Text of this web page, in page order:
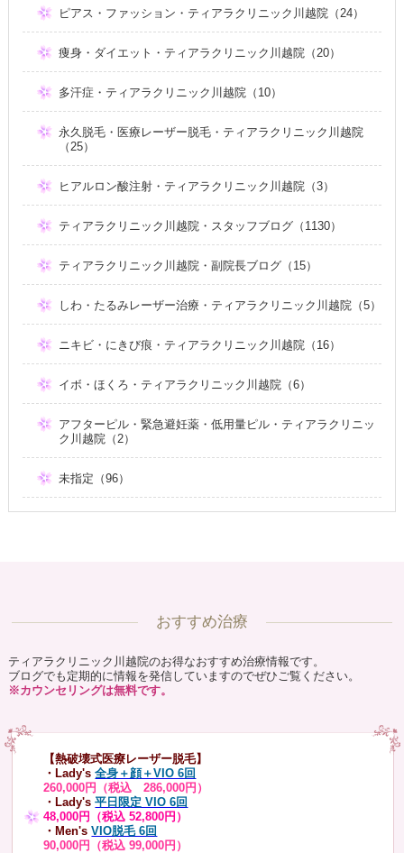
ピアス・ファッション・ティアラクリニック川越院（24）
痩身・ダイエット・ティアラクリニック川越院（20）
多汗症・ティアラクリニック川越院（10）
永久脱毛・医療レーザー脱毛・ティアラクリニック川越院
（25）
ヒアルロン酸注射・ティアラクリニック川越院（3）
ティアラクリニック川越院・スタッフブログ（1130）
ティアラクリニック川越院・副院長ブログ（15）
しわ・たるみレーザー治療・ティアラクリニック川越院（5）
ニキビ・にきび痕・ティアラクリニック川越院（16）
イボ・ほくろ・ティアラクリニック川越院（6）
アフターピル・緊急避妊薬・低用量ピル・ティアラクリニッ
ク川越院（2）
未指定（96）
おすすめ治療
ティアラクリニック川越院のお得なおすすめ治療情報です。
ブログでも定期的に情報を発信していますのでぜひご覧ください。
※カウンセリングは無料です。
【熱破壊式医療レーザー脱毛】
・Lady's 全身＋顔＋VIO 6回
260,000円（税込 286,000円）
・Lady's平日限定 VIO 6回
48,000円（税込 52,800円）
・Men's VIO脱毛 6回
90,000円（税込 99,000円）